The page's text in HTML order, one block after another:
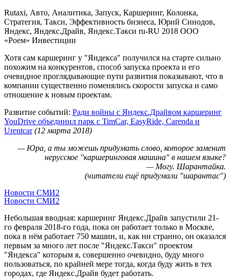
Rutaxi, Авто, Аналитика, Запуск, Каршеринг, Колонка,
Стратегия, Такси, Эффективность бизнеса, Юрий Синодов,
Яндекс, Яндекс.Драйв, Яндекс.Такси ru-RU 2018 ООО
«Роем» Инвестиции
Хотя сам каршеринг у "Яндекса" получился на старте сильно
похожим на конкурентов, способ запуска проекта и его
очевидное проглядывающие пути развития показывают, что в
компании существенно поменялись скорости запуска и само
отношение к новым проектам.
Развитие событий: Ради войны с Яндекс.Драйвом каршеринг
YouDrive объединил парк с TimCar, EasyRide, Carenda и
Urentcar (12 марта 2018)
— Юра, а ты можешь придумать слово, которое заменит
нерусское "каршеринговая машина" в нашем языке?
— Могу. Шарантайка.
(читатели ещё придумали "шарантас")
Новости СМИ2
Новости СМИ2
Небольшая вводная: каршеринг Яндекс.Драйв запустили 21-
го февраля 2018-го года, пока он работает только в Москве,
пока в нём работает 750 машин, и, как ни странно, он оказался
первым за много лет после "Яндекс.Такси" проектом
"Яндекса" которым я, совершенно очевидно, буду много
пользоваться, по крайней мере тогда, когда буду жить в тех
городах, где Яндекс.Драйв будет работать.